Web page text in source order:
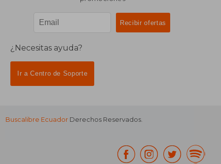
¿Necesitas ayuda?
Ir a Centro de Soporte
Buscalibre Ecuador Derechos Reservados.